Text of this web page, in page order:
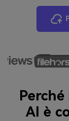
AI è